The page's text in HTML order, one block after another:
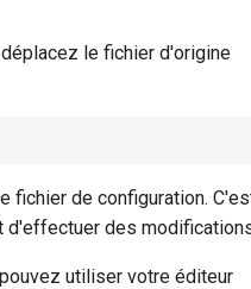
le fichier d'origine
fichier de configuration.
d'effectuer des
utiliser votre éditeur